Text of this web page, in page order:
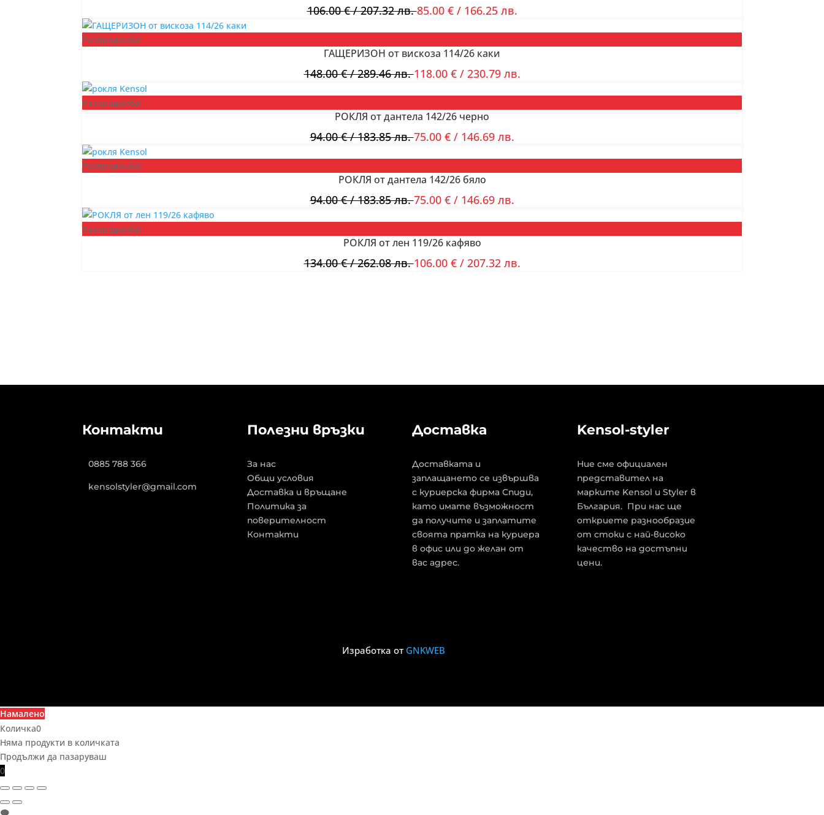
106.00€/ 207.32 лв.85.00 €/ 166.25 лв.
Разпродажба!
ГАЩЕРИЗОН от вискоза 114/26 каки
148.00€/ 289.46 лв.118.00 €/ 230.79 лв.
Разпродажба!
РОКЛЯ от дантела 142/26 черно
94.00€/ 183.85 лв.75.00 €/ 146.69 лв.
Разпродажба!
РОКЛЯ от дантела 142/26 бяло
94.00€/ 183.85 лв.75.00 €/ 146.69 лв.
Разпродажба!
РОКЛЯ от лен 119/26 кафяво
134.00€/ 262.08 лв.106.00 €/ 207.32 лв.
Контакти
0885 788 366
kensolstyler@gmail.com
Полезни връзки
За нас
Общи условия
Доставка и връщане
Политика за
поверителност
Контакти
Доставка
Доставката и
заплащането се извършва
с куриерска фирма Спиди,
като имате възможност
да получите и заплатите
своята пратка на куриера
в офис или до желан от
вас адрес.
Kensol-styler
Ние сме официален
представител на
марките Kensol и Styler в
България. При нас ще
откриете разнообразие
от стоки с най-високо
качество на достъпни
цени.
Изработка от GNKWEB
Намалено
Количка0
Няма продукти в количката
Продължи да пазаруваш
0